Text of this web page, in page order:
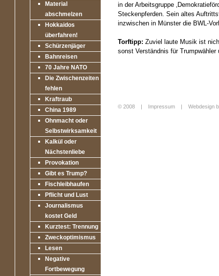
Material
abschmelzen
Hokkaidos
überfahren!
Schürzenjäger
Bahnreisen
70 Jahre NATO
Die Zwischenzeiten
fehlen
Kraftraub
China 1989
Ohnmacht oder
Selbstwirksamkeit
Kalkül oder
Nächstenliebe
Provokation
Gibt es Trump?
Fischleibhaufen
Pflicht und Lust
Journalismus
kostet Geld
Kurztest: Trennung
Zweckoptimismus
Lesen
Negative
Fortbewegung
in der Arbeitsgruppe
Steckenpferden. Sein altes
inzwischen in Münster die BWL-
Torftipp: Zuviel laute Musik ist
sonst Verständnis für Trumpwähler
© 2008 | Impressum Webdesign